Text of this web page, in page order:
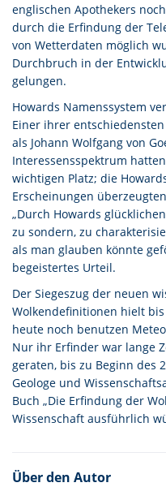
englischen Apothekers
durch die Erfindung der
von Wetterdaten möglich
Durchbruch in der
gelungen.
Howards Namenssystem
Einer ihrer
als Johann Wolfgang von
Interessensspektrum
wichtigen Platz; die
Erscheinungen
„Durch Howards
zu sondern, zu
als man glauben könnte
begeistertes Urteil.
Der Siegeszug der neuen
Wolkendefinitionen hielt
heute noch benutzen
Nur ihr Erfinder war lange
geraten, bis zu Beginn des
Geologe und
Buch „Die Erfindung der
Wissenschaft ausführlich
Über den Autor